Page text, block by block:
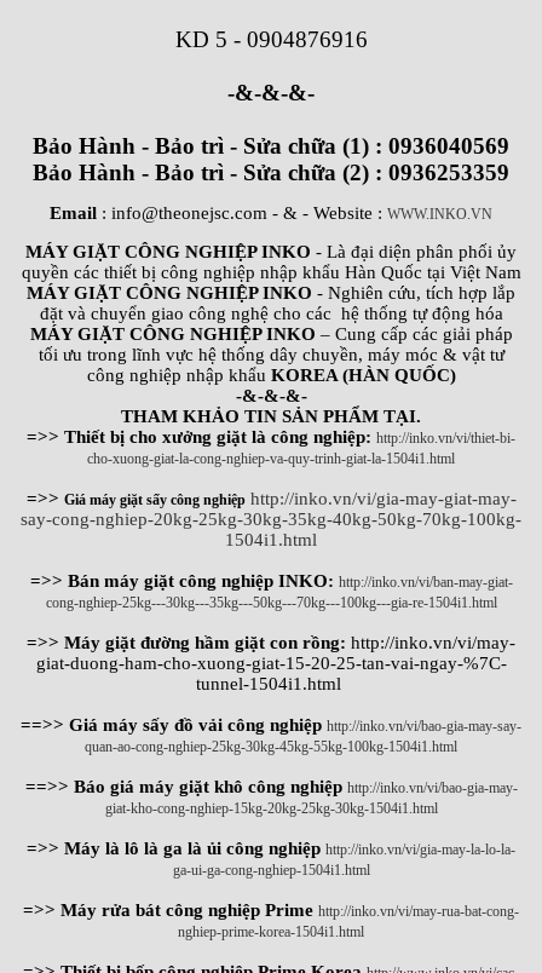
KD 5 - 0904876916
-&-&-&-
Bảo Hành - Bảo trì - Sửa chữa (1) : 0936040569
Bảo Hành - Bảo trì - Sửa chữa (2) : 0936253359
Email : info@theonejsc.com - & - Website : WWW.INKO.VN
MÁY GIẶT CÔNG NGHIỆP INKO - Là đại diện phân phối ủy
quyền các thiết bị công nghiệp nhập khẩu Hàn Quốc tại Việt Nam
MÁY GIẶT CÔNG NGHIỆP INKO - Nghiên cứu, tích hợp lắp
đặt và chuyển giao công nghệ cho các hệ thống tự động hóa
MÁY GIẶT CÔNG NGHIỆP INKO – Cung cấp các giải pháp
tối ưu trong lĩnh vực hệ thống dây chuyền, máy móc & vật tư
công nghiệp nhập khẩu KOREA (HÀN QUỐC)
-&-&-&-
THAM KHẢO TIN SẢN PHẨM TẠI.
=>> Thiết bị cho xưởng giặt là công nghiệp: http://inko.vn/vi/thiet-bi-
cho-xuong-giat-la-cong-nghiep-va-quy-trinh-giat-la-1504i1.html
=>> Giá máy giặt sấy công nghiệp http://inko.vn/vi/gia-may-giat-may-
say-cong-nghiep-20kg-25kg-30kg-35kg-40kg-50kg-70kg-100kg-
1504i1.html
=>> Bán máy giặt công nghiệp INKO: http://inko.vn/vi/ban-may-giat-
cong-nghiep-25kg---30kg---35kg---50kg---70kg---100kg---gia-re-1504i1.html
=>> Máy giặt đường hầm giặt con rồng: http://inko.vn/vi/may-
giat-duong-ham-cho-xuong-giat-15-20-25-tan-vai-ngay-%7C-
tunnel-1504i1.html
==>> Giá máy sấy đồ vải công nghiệp http://inko.vn/vi/bao-gia-may-say-
quan-ao-cong-nghiep-25kg-30kg-45kg-55kg-100kg-1504i1.html
==>> Báo giá máy giặt khô công nghiệp http://inko.vn/vi/bao-gia-may-
giat-kho-cong-nghiep-15kg-20kg-25kg-30kg-1504i1.html
=>> Máy là lô là ga là ủi công nghiệp http://inko.vn/vi/gia-may-la-lo-la-
ga-ui-ga-cong-nghiep-1504i1.html
=>> Máy rửa bát công nghiệp Prime http://inko.vn/vi/may-rua-bat-cong-
nghiep-prime-korea-1504i1.html